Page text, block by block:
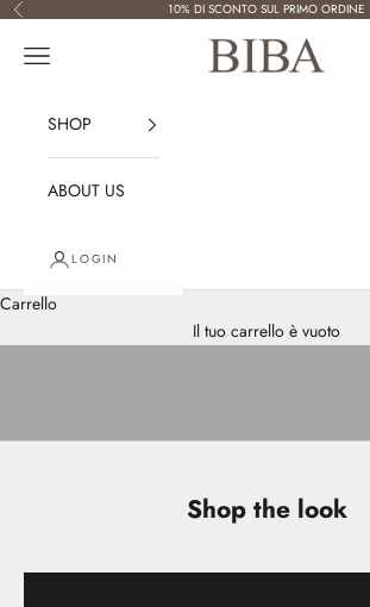
Vai al contenuto
Precedente 10% DI SCONTO SUL PRIMO ORDINE
Biba Factory
Menù
SHOP
ABOUT US
LOGIN
Carrello
Il tuo carrello è vuoto
VIEW PRODUCTS
Shop the look